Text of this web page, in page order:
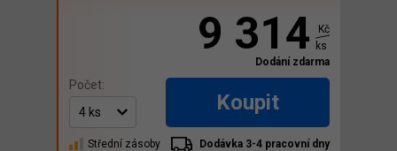
9 314
Kč
ks
Dodání zdarma
Počet:
Koupit
Střední zásoby Dodávka 3-4 pracovní dny